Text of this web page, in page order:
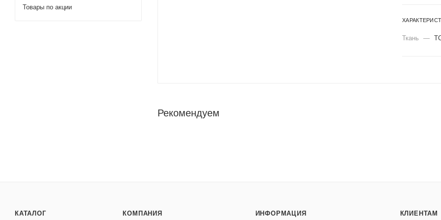
Ткань —
Рекомендуем
Товары по акции
КАТАЛОГ КОМПАНИЯ ИНФОРМАЦИЯ КЛИЕНТАМ